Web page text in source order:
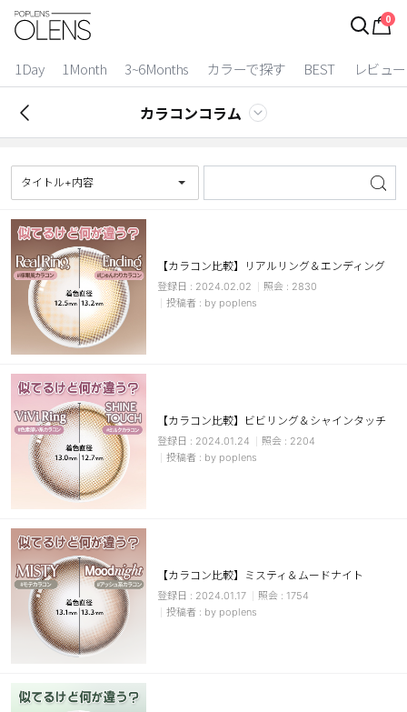
0
1Day 1Month 3~6Months カラーで探す BEST レビュー
ログイン
カラコン比較
今月限定特典
ベスト
カラコン
装着期間
1 Day
2 Weeks
1 Month
よりどりキット
カラー
ブラウン
チョコ
グレー
ブラック
ヘーゼル
ブルー
透明
乱視用
ハロウィンカラコン
ケア用品
レビュー
カラコンコラム
タイトル+内容
【カラコン比較】リアルリング＆エンディング
2024.02.02
2830
by poplens
【カラコン比較】ビビリング＆シャインタッチ
2024.01.24
2204
by poplens
【カラコン比較】ミスティ＆ムードナイト
2024.01.17
1754
by poplens